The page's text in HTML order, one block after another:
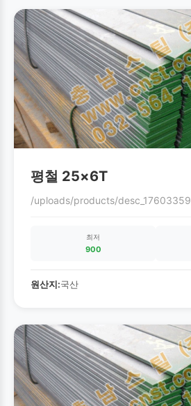
평철 25×6T
/uploads/products/
최저
900
원산지:국산